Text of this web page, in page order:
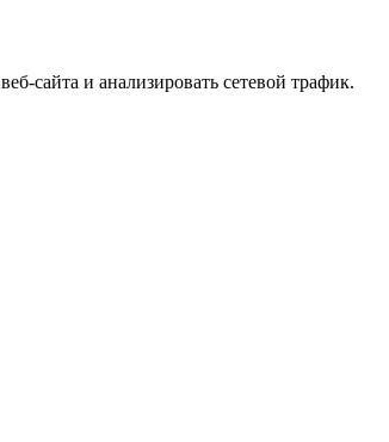
сайта и анализировать сетевой трафик.